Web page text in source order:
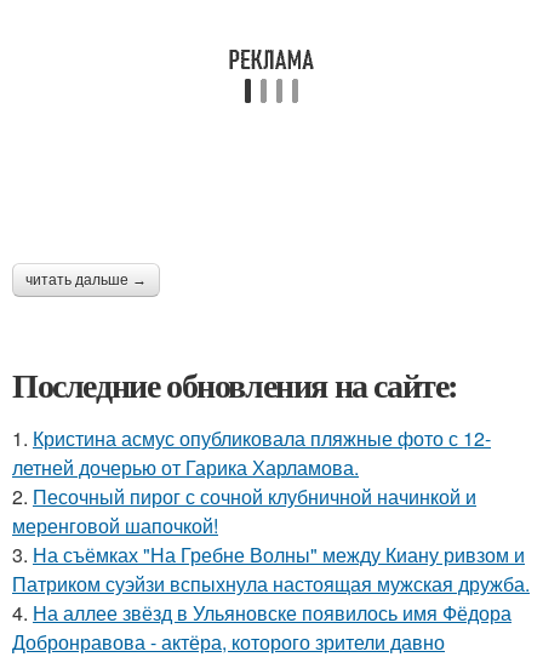
читать дальше →
Последние обновления на сайте:
1. Кристина асмус опубликовала пляжные фото с 12-
летней дочерью от Гарика Харламова.
2. Песочный пирог с сочной клубничной начинкой и
меренговой шапочкой!
3. На съёмках "На Гребне Волны" между Киану ривзом и
Патриком суэйзи вспыхнула настоящая мужская дружба.
4. На аллее звёзд в Ульяновске появилось имя Фёдора
Добронравова - актёра, которого зрители давно